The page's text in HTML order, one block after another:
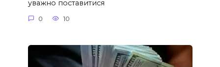
уважно поставитися
0 10